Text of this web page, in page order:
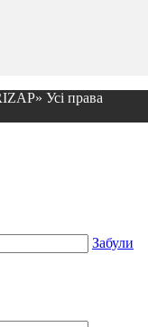
Усі права
Забули